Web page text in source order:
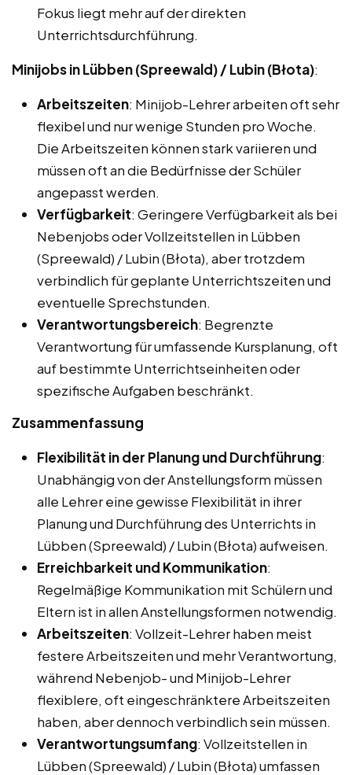
Fokus liegt mehr auf der direkten
Unterrichtsdurchführung.
Minijobs in Lübben (Spreewald) / Lubin (Błota):
Arbeitszeiten: Minijob-Lehrer arbeiten oft sehr
flexibel und nur wenige Stunden pro Woche.
Die Arbeitszeiten können stark variieren und
müssen oft an die Bedürfnisse der Schüler
angepasst werden.
Verfügbarkeit: Geringere Verfügbarkeit als bei
Nebenjobs oder Vollzeitstellen in Lübben
(Spreewald) / Lubin (Błota), aber trotzdem
verbindlich für geplante Unterrichtszeiten und
eventuelle Sprechstunden.
Verantwortungsbereich: Begrenzte
Verantwortung für umfassende Kursplanung, oft
auf bestimmte Unterrichtseinheiten oder
spezifische Aufgaben beschränkt.
Zusammenfassung
Flexibilität in der Planung und Durchführung:
Unabhängig von der Anstellungsform müssen
alle Lehrer eine gewisse Flexibilität in ihrer
Planung und Durchführung des Unterrichts in
Lübben (Spreewald) / Lubin (Błota) aufweisen.
Erreichbarkeit und Kommunikation:
Regelmäßige Kommunikation mit Schülern und
Eltern ist in allen Anstellungsformen notwendig.
Arbeitszeiten: Vollzeit-Lehrer haben meist
festere Arbeitszeiten und mehr Verantwortung,
während Nebenjob- und Minijob-Lehrer
flexiblere, oft eingeschränktere Arbeitszeiten
haben, aber dennoch verbindlich sein müssen.
Verantwortungsumfang: Vollzeitstellen in
Lübben (Spreewald) / Lubin (Błota) umfassen